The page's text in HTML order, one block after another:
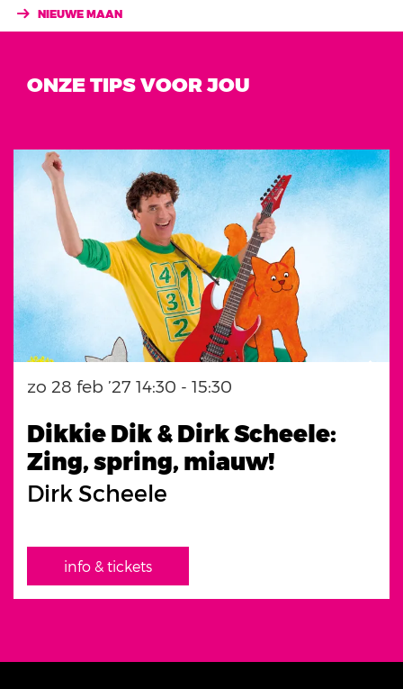
NIEUWE MAAN
ONZE TIPS VOOR JOU
Dikkie Dik & Dirk Scheele:
Zing, spring, miauw!
Dirk Scheele
zo 28 feb ’27 14:30 - 15:30
info & tickets